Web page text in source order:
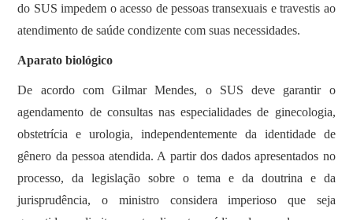
do SUS impedem o acesso de pessoas transexuais e travestis ao
atendimento de saúde condizente com suas necessidades.
Aparato biológico
De acordo com Gilmar Mendes, o SUS deve garantir o
agendamento de consultas nas especialidades de ginecologia,
obstetrícia e urologia, independentemente da identidade de
gênero da pessoa atendida. A partir dos dados apresentados no
processo, da legislação sobre o tema e da doutrina e da
jurisprudência, o ministro considera imperioso que seja